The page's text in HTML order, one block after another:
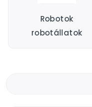
Robotok
robotállatok